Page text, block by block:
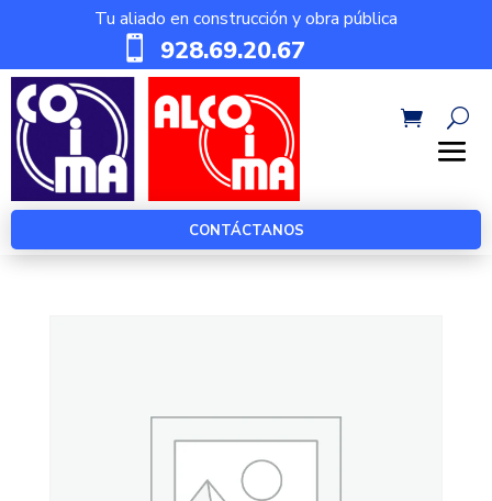
Tu aliado en construcción y obra pública
 928.69.20.67
CONTÁCTANOS